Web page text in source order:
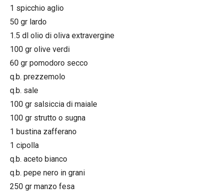
1 spicchio aglio
50 gr lardo
1.5 dl olio di oliva extravergine
100 gr olive verdi
60 gr pomodoro secco
q.b. prezzemolo
q.b. sale
100 gr salsiccia di maiale
100 gr strutto o sugna
1 bustina zafferano
1 cipolla
q.b. aceto bianco
q.b. pepe nero in grani
250 gr manzo fesa